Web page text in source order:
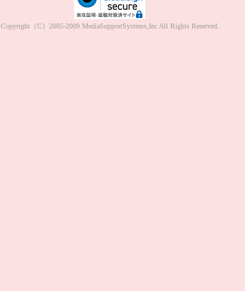
Copyright（C）2005-2009 MediaSupportSystems,Inc All Rights Reserved.